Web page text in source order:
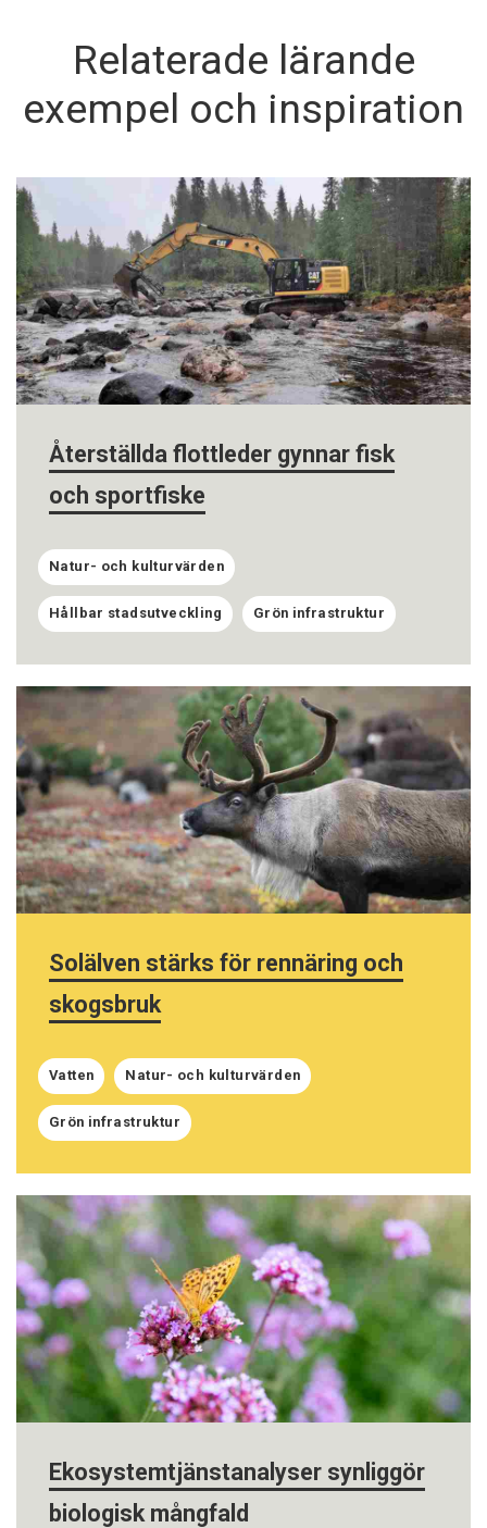
Relaterade lärande
exempel och inspiration
Återställda flottleder gynnar fisk
och sportfiske
Natur- och kulturvärden
Hållbar stadsutveckling Grön infrastruktur
Solälven stärks för rennäring och
skogsbruk
Vatten Natur- och kulturvärden
Grön infrastruktur
Ekosystemtjänstanalyser synliggör
biologisk mångfald